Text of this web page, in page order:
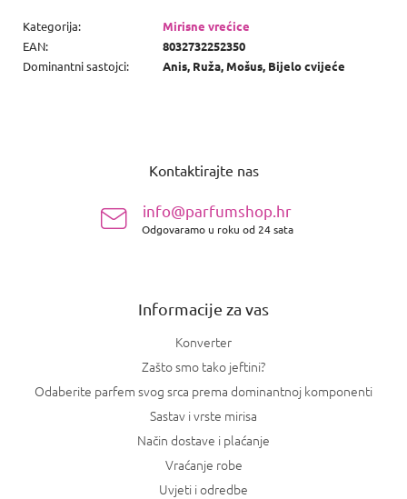
Kategorija:
Mirisne vrećice
EAN:
8032732252350
Dominantni sastojci: Anis, Ruža, Mošus, Bijelo cvijeće
Kontaktirajte nas
info@parfumshop.hr
Odgovaramo u roku od 24 sata
Informacije za vas
Konverter
Zašto smo tako jeftini?
Odaberite parfem svog srca prema dominantnoj komponenti
Sastav i vrste mirisa
Način dostave i plaćanje
Vraćanje robe
Uvjeti i odredbe